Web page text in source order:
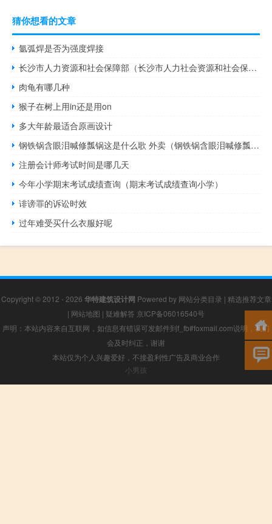
猜你想看的文章
氩弧焊是否为强度焊接
长沙市人力资源和社会保障部（长沙市人力社会资源和社会保障局）
肉龟有哪几种
猴子在树上用in还是用on
多大年龄最适合原画设计
钢铁锅含眼泪喊修瓢锅这是什么歌 外卖（钢铁锅含眼泪喊修瓢锅这是什么歌）
注册会计师考试时间是哪几天
今年小学期末考试成绩查询（期末考试成绩查询小学）
诽谤罪的诉讼时效
过年难受买什么衣服好呢
Copyright © 2012 - 2026 华特建筑设计网 Powered by 网站分类目录 | 精选推荐文章
| 网站地图 | 疑难解答 京ICP备06016540号
声明：本站内容来自互联网，如信息有错误可发邮件到f_fb#foxmail.com说明，我们
会及时纠正，谢谢
本站仅为个人兴趣爱好，不接盈利性广告及商业合作
小男孩